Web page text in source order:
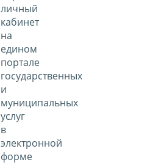
личный
кабинет
на
едином
портале
государственных
и
муниципальных
услуг
в
электронной
форме